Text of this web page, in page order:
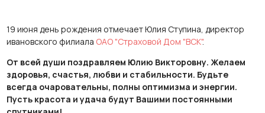
19 июня день рождения отмечает Юлия Ступина, директор
ивановского филиала ОАО "Страховой Дом "ВСК".
От всей души поздравляем Юлию Викторовну. Желаем
здоровья, счастья, любви и стабильности. Будьте
всегда очаровательны, полны оптимизма и энергии.
Пусть красота и удача будут Вашими постоянными